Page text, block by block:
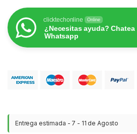
clicktechonline Online
¿Necesitas ayuda? Chatea
Whatsapp
Entrega estimada - 7 - 11 de Agosto